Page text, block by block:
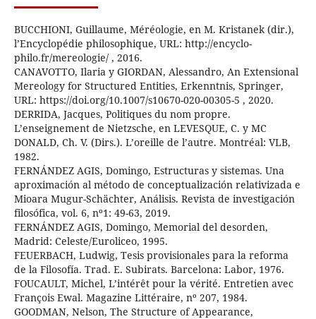
BUCCHIONI, Guillaume, Méréologie, en M. Kristanek (dir.),
l’Encyclopédie philosophique, URL: http://encyclo-
philo.fr/mereologie/ , 2016.
CANAVOTTO, Ilaria y GIORDAN, Alessandro, An Extensional
Mereology for Structured Entities, Erkenntnis, Springer,
URL: https://doi.org/10.1007/s10670-020-00305-5 , 2020.
DERRIDA, Jacques, Politiques du nom propre.
L’enseignement de Nietzsche, en LEVESQUE, C. y MC
DONALD, Ch. V. (Dirs.). L’oreille de l’autre. Montréal: VLB,
1982.
FERNÁNDEZ AGIS, Domingo, Estructuras y sistemas. Una
aproximación al método de conceptualización relativizada e
Mioara Mugur-Schächter, Análisis. Revista de investigación
filosófica, vol. 6, nº1: 49-63, 2019.
FERNÁNDEZ AGIS, Domingo, Memorial del desorden,
Madrid: Celeste/Euroliceo, 1995.
FEUERBACH, Ludwig, Tesis provisionales para la reforma
de la Filosofía. Trad. E. Subirats. Barcelona: Labor, 1976.
FOUCAULT, Michel, L’intérêt pour la vérité. Entretien avec
François Ewal. Magazine Littéraire, nº 207, 1984.
GOODMAN, Nelson, The Structure of Appearance,